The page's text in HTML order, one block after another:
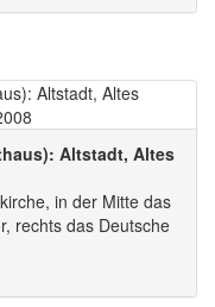
Altstadt, Altes
in der Mitte das
rechts das Deutsche